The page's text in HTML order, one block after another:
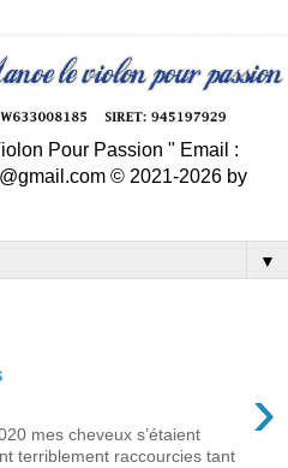
Pour Passion " Email :
© 2021-2026 by
▼
›
mes cheveux s’étaient
terriblement raccourcies tant